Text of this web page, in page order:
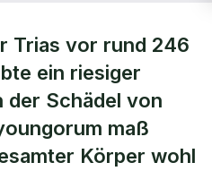
entwickelte
Trias vor rund 246
ein riesiger
der Schädel von
maß
Körper wohl